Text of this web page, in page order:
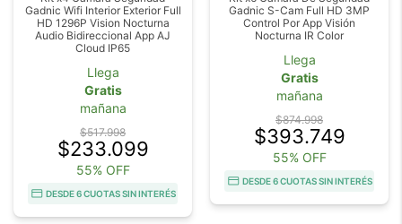
Gadnic Wifi Interior Exterior Full
HD 1296P Vision Nocturna
Audio Bidireccional App AJ
Cloud IP65
Llega
Gratis
mañana
$517.998
$233.099
55% OFF
DESDE 6 CUOTAS SIN INTERÉS
Gadnic S-Cam Full HD 3MP
Control Por App Visión
Nocturna IR Color
Llega
Gratis
mañana
$874.998
$393.749
55% OFF
DESDE 6 CUOTAS SIN INTERÉS